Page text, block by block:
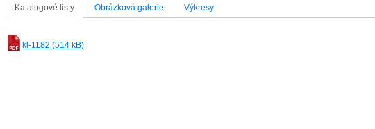
Katalogové listy Obrázková galerie Výkresy
kl-1182 (514 kB)